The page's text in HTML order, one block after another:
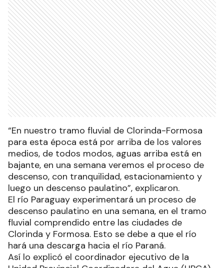
“En nuestro tramo fluvial de Clorinda-Formosa
para esta época está por arriba de los valores
medios, de todos modos, aguas arriba está en
bajante, en una semana veremos el proceso de
descenso, con tranquilidad, estacionamiento y
luego un descenso paulatino”, explicaron.
El río Paraguay experimentará un proceso de
descenso paulatino en una semana, en el tramo
fluvial comprendido entre las ciudades de
Clorinda y Formosa. Esto se debe a que el río
hará una descarga hacia el río Paraná.
Así lo explicó el coordinador ejecutivo de la